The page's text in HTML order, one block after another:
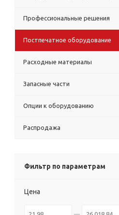
Профессиональные решения
Постпечатное оборудование
Расходные материалы
Запасные части
Опции к оборудованию
Распродажа
Фильтр по параметрам
Цена